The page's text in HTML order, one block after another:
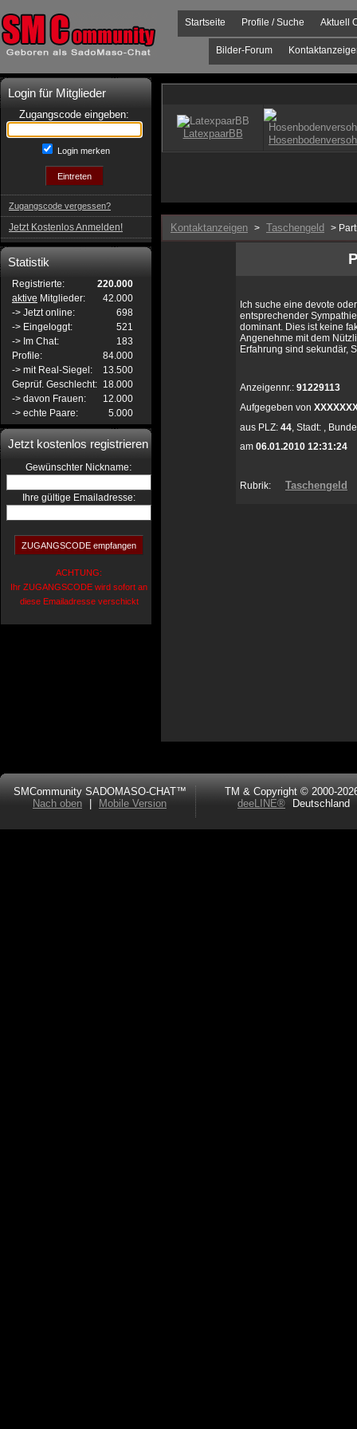
Aktuell
Profile / Suche
Startseite
Bilder-Forum
Login für Mitglieder
Zugangscode eingeben:
Login merken
Zugangscode vergessen?
Jetzt Kostenlos Anmelden!
Statistik
Registrierte:
220.000
aktive Mitglieder:
42.000
-> Jetzt online:
698
-> Eingeloggt:
521
-> Im Chat:
183
Profile:
84.000
-> mit Real-Siegel:
13.500
Geprüf. Geschlecht: 18.000
-> davon Frauen:
12.000
-> echte Paare:
5.000
Jetzt kostenlos registrieren
Gewünschter Nickname:
Ihre gültige Emailadresse:
ACHTUNG:
Ihr ZUGANGSCODE wird sofort an
diese Emailadresse verschickt
Kontaktanzeigen > Taschengeld >
Ich suche eine devote
entsprechender
dominant. Dies ist keine
Angenehme mit dem
Erfahrung sind sekundär,
Anzeigennr.: 91229113
Aufgegeben von
aus PLZ: 44, Stadt: ,
am 06.01.2010 12:31:24
Rubrik: Taschengeld
SMCommunity SADOMASO-CHAT™
Nach oben
Mobile Version
TM & Copyright © 2000-
deeLINE®
Deutschland